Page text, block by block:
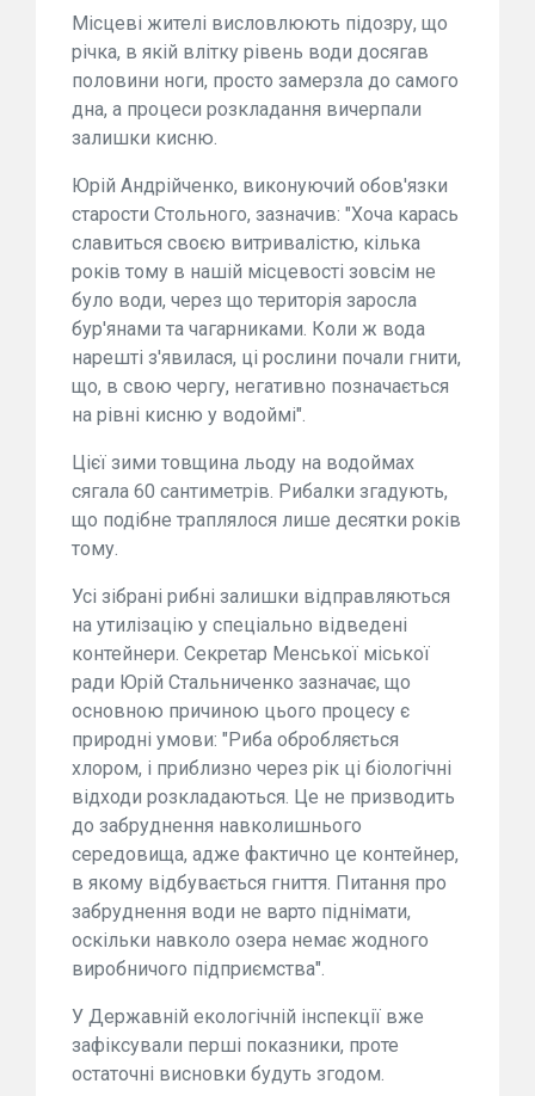
Місцеві жителі висловлюють підозру, що
річка, в якій влітку рівень води досягав
половини ноги, просто замерзла до самого
дна, а процеси розкладання вичерпали
залишки кисню.
Юрій Андрійченко, виконуючий обов'язки
старости Стольного, зазначив: "Хоча карась
славиться своєю витривалістю, кілька
років тому в нашій місцевості зовсім не
було води, через що територія заросла
бур'янами та чагарниками. Коли ж вода
нарешті з'явилася, ці рослини почали гнити,
що, в свою чергу, негативно позначається
на рівні кисню у водоймі".
Цієї зими товщина льоду на водоймах
сягала 60 сантиметрів. Рибалки згадують,
що подібне траплялося лише десятки років
тому.
Усі зібрані рибні залишки відправляються
на утилізацію у спеціально відведені
контейнери. Секретар Менської міської
ради Юрій Стальниченко зазначає, що
основною причиною цього процесу є
природні умови: "Риба обробляється
хлором, і приблизно через рік ці біологічні
відходи розкладаються. Це не призводить
до забруднення навколишнього
середовища, адже фактично це контейнер,
в якому відбувається гниття. Питання про
забруднення води не варто піднімати,
оскільки навколо озера немає жодного
виробничого підприємства".
У Державній екологічній інспекції вже
зафіксували перші показники, проте
остаточні висновки будуть згодом.